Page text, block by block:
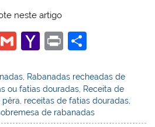
neste artigo
G
ai
l
Y
h
o
o
Pr
t
ar
e
Rabanadas recheadas de
ou fatias douradas Receita de
pêra receitas de fatias douradas
de rabanadas